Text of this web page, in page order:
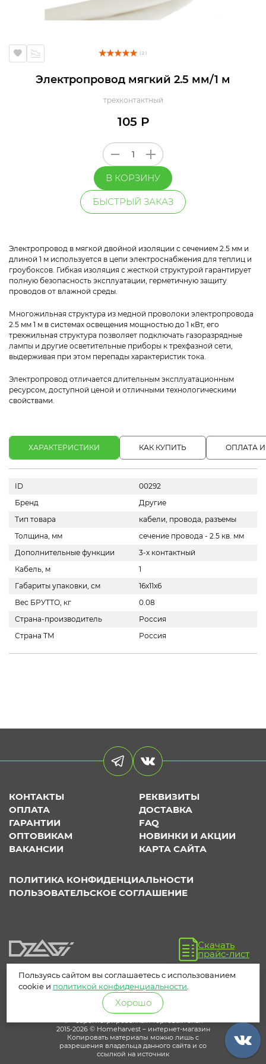
( 2 )
Электропровод мягкий 2.5 мм/1 м
трехконтактный
105 Р
В КОРЗИНУ
БЫСТРЫЙ ЗАКАЗ
Электропровод в мягкой двойной изоляции с сечением 2.5 мм и
длиной 1 м используется в цепи электроснабжения для теплиц и
гроубоксов. Гибкая изоляция с жесткой структурой гарантирует
полную безопасность эксплуатации, герметичную защиту
проводов от влажной среды.
Многожильная структура из медной проволоки электропровода
2.5 мм 1 м в системах освещения мощностью до 1 кВт, его
трехжильная структура позволяет подключать газоразрядные
лампы и другие осветительные приборы к трехфазной сети,
выдерживая при этом перепады характеристик тока.
Электропровод отличается длительным эксплуатационным
ресурсом, доступной ценой и отличными технологическими
свойствами.
ХАРАКТЕРИСТИКИ КАК КУПИТЬ ОПЛАТА
ID
00292
Бренд
Другие
Тип товара
кабели, провода, разъемы
Толщина, мм
сечение провода - 2.5 кв. мм
Дополнительные функции
3-х контактный
Кабель, м
1
Габариты упаковки, см
16х11х6
Вес БРУТТО, кг
0.08
Страна-производитель
Россия
Страна ТМ
Россия
КОНТАКТЫ
РЕКВИЗИТЫ
ОПЛАТА
ДОСТАВКА
ГАРАНТИИ
FAQ
ОПТОВИКАМ
НОВИНКИ И АКЦИИ
ВАКАНСИИ
КАРТА САЙТА
ПОЛИТИКА КОНФИДЕНЦИАЛЬНОСТИ
ПОЛЬЗОВАТЕЛЬСКОЕ СОГЛАШЕНИЕ
Скачать
прайс-лист
® – зарегистрированный торговый знак
2015-2026 © Homeharvest – интернет-магазин
Копировать материалы можно лишь с
разрешения владельца данного сайта и со
ссылкой на источник
Пользуясь сайтом вы соглашаетесь с использованием
cookie и политикой конфиденциальности
Хорошо